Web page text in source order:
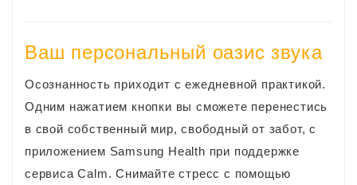
Ваш персональный оазис звука
Осознанность приходит с ежедневной практикой.
Одним нажатием кнопки вы сможете перенестись
в свой собственный мир, свободный от забот, с
приложением Samsung Health при поддержке
сервиса Calm. Снимайте стресс с помощью